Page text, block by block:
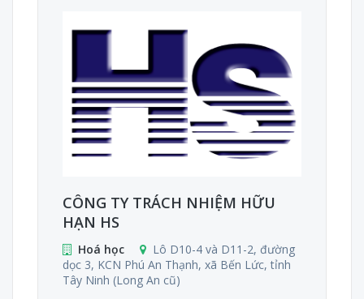
CÔNG TY TRÁCH NHIỆM HỮU
HẠN HS
Hoá học
Lô D10-4 và D11-2, đường
dọc 3, KCN Phú An Thạnh, xã Bến Lức, tỉnh
Tây Ninh (Long An cũ)